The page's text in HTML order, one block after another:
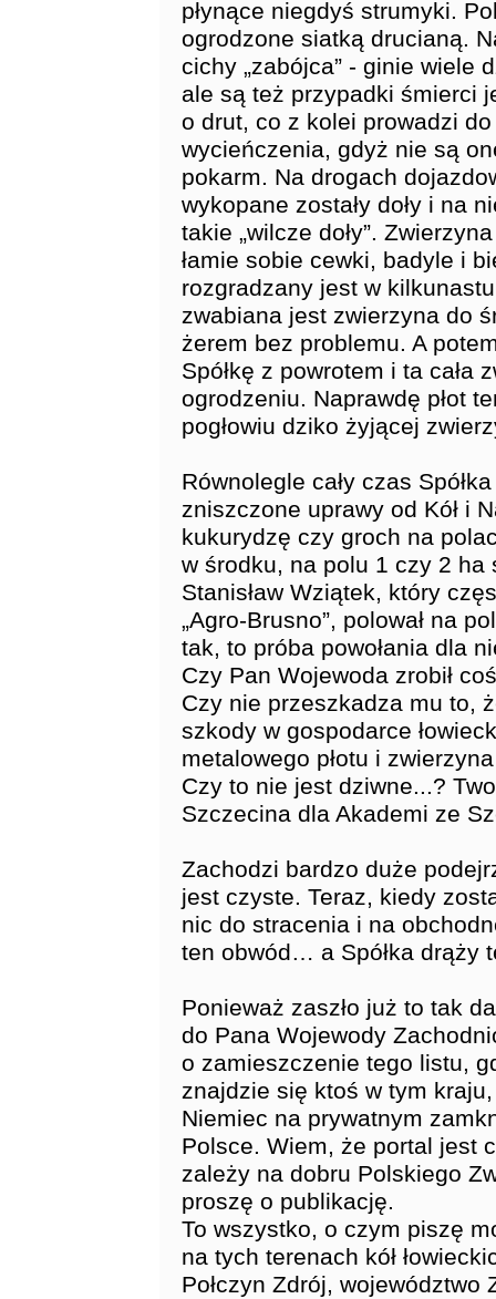
płynące niegdyś strumyki.
ogrodzone siatką drucianą.
cichy „zabójca” - ginie wiele
ale są też przypadki śmierci
o drut, co z kolei prowadzi
wycieńczenia, gdyż nie są
pokarm. Na drogach
wykopane zostały doły i na
takie „wilcze doły”.
łamie sobie cewki, badyle i
rozgradzany jest w
zwabiana jest zwierzyna do
żerem bez problemu. A
Spółkę z powrotem i ta cała
ogrodzeniu. Naprawdę płot
pogłowiu dziko żyjącej
Równolegle cały czas
zniszczone uprawy od Kół i
kukurydzę czy groch na
w środku, na polu 1 czy 2
Stanisław Wziątek, który
„Agro-Brusno”, polował na
tak, to próba powołania dla
Czy Pan Wojewoda zrobił
Czy nie przeszkadza mu to,
szkody w gospodarce
metalowego płotu i
Czy to nie jest dziwne...?
Szczecina dla Akademi ze
Zachodzi bardzo duże
jest czyste. Teraz, kiedy
nic do stracenia i na
ten obwód… a Spółka drąży
Ponieważ zaszło już to tak
do Pana Wojewody
o zamieszczenie tego listu,
znajdzie się ktoś w tym
Niemiec na prywatnym
Polsce. Wiem, że portal jest
zależy na dobru Polskiego
proszę o publikację.
To wszystko, o czym piszę
na tych terenach kół
Połczyn Zdrój, województwo